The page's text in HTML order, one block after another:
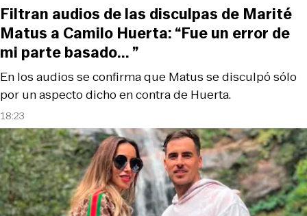
18:23
En los audios se confirma que Matus se disculpó sólo
por un aspecto dicho en contra de Huerta.
Filtran audios de las disculpas de Marité
Matus a Camilo Huerta: “Fue un error de
mi parte basado... ”